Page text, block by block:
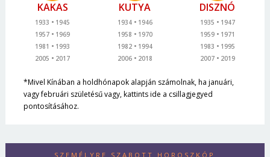
KAKAS
1933
1945
1957
1969
1981
1993
2005
2017
KUTYA
1934
1946
1958
1970
1982
1994
2006
2018
DISZNÓ
1935
1947
1959
1971
1983
1995
2007
2019
*Mivel Kínában a holdhónapok alapján számolnak, ha januári,
vagy februári születésű vagy, kattints ide a csillagjegyed
pontosításához.
SZEMÉLYRE SZABOTT HOROSZKÓP